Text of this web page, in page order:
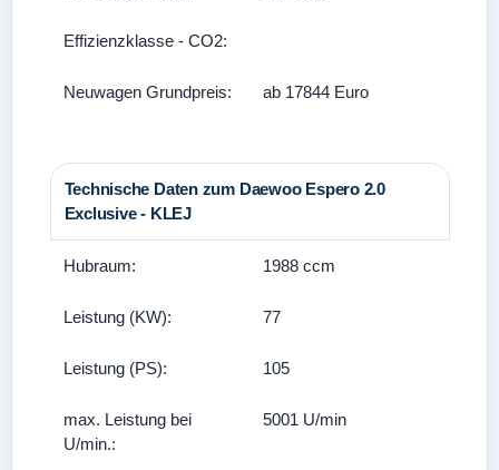
Effizienzklasse - CO2:
Neuwagen Grundpreis: ab 17844 Euro
Technische Daten zum Daewoo Espero 2.0
Exclusive - KLEJ
Hubraum: 1988 ccm
Leistung (KW): 77
Leistung (PS): 105
max. Leistung bei
U/min.:
5001 U/min